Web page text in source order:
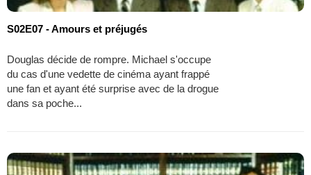
S02E07 - Amours et préjugés
Douglas décide de rompre. Michael s'occupe
du cas d'une vedette de cinéma ayant frappé
une fan et ayant été surprise avec de la drogue
dans sa poche...